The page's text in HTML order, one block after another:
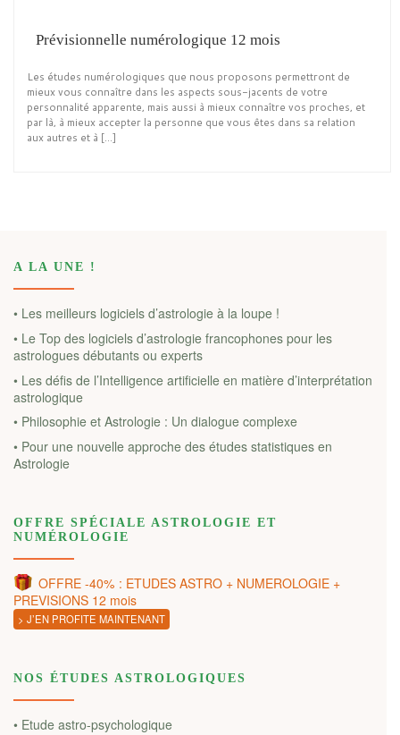
Prévisionnelle numérologique 12 mois
Les études numérologiques que nous proposons permettront de
mieux vous connaître dans les aspects sous-jacents de votre
personnalité apparente, mais aussi à mieux connaître vos proches, et
par là, à mieux accepter la personne que vous êtes dans sa relation
aux autres et à […]
A LA UNE !
• Les meilleurs logiciels d’astrologie à la loupe !
• Le Top des logiciels d’astrologie francophones pour les
astrologues débutants ou experts
• Les défis de l’Intelligence artificielle en matière d’interprétation
astrologique
• Philosophie et Astrologie : Un dialogue complexe
• Pour une nouvelle approche des études statistiques en
Astrologie
OFFRE SPÉCIALE ASTROLOGIE ET
NUMÉROLOGIE
OFFRE -40% : ETUDES ASTRO + NUMEROLOGIE +
PREVISIONS 12 mois
> J’EN PROFITE MAINTENANT
NOS ÉTUDES ASTROLOGIQUES
• Etude astro-psychologique